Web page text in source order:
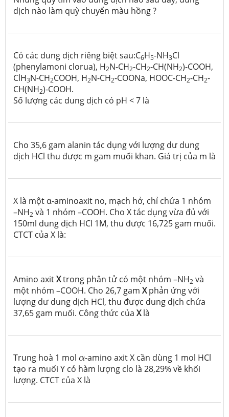
dịch nào làm quỳ chuyển màu hồng ?
Có các dung dịch riêng biệt sau:C6H5-NH3Cl
(phenylamoni clorua), H2N-CH2-CH2-CH(NH2)-COOH,
ClH3N-CH2COOH, H2N-CH2-COONa, HOOC-CH2-CH2-
CH(NH2)-COOH.
Số lượng các dung dịch có pH < 7 là
Cho 35,6 gam alanin tác dụng với lượng dư dung
dịch HCl thu được m gam muối khan. Giá trị của m là
X là một α-aminoaxit no, mạch hở, chỉ chứa 1 nhóm
–NH2 và 1 nhóm –COOH. Cho X tác dụng vừa đủ với
150ml dung dịch HCl 1M, thu được 16,725 gam muối.
CTCT của X là:
Amino axitXtrong phân tử có một nhóm –NH2 và
một nhóm –COOH. Cho 26,7 gam Xphản ứng với
lượng dư dung dịch HCl, thu được dung dịch chứa
37,65 gam muối. Công thức của Xlà
Trung hoà 1 mol α
α-amino axit X cần dùng 1 mol HCl
tạo ra muối Y có hàm lượng clo là 28,29% về khối
lượng. CTCT của X là